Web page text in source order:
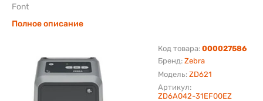
Бренд: Zebra
Модель: ZD621
Код товара: 000027586
Артикул:
ZD6A042-31EF00EZ
Font
Полное описание